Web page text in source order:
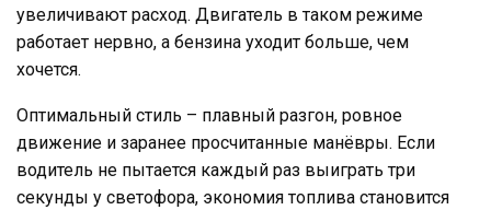
увеличивают расход. Двигатель в таком режиме
работает нервно, а бензина уходит больше, чем
хочется.
Оптимальный стиль – плавный разгон, ровное
движение и заранее просчитанные манёвры. Если
водитель не пытается каждый раз выиграть три
секунды у светофора, экономия топлива становится